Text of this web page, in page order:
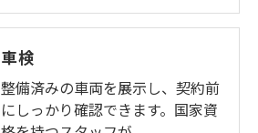
車検
整備済みの車両を展示し、契約前
にしっかり確認できます。国家資